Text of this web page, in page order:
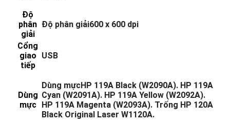
Độ
phân
giải
Độ phân giải600 x 600 dpi
Cổng
giao
tiếp
USB
Dùng
mực
Dùng mựcHP 119A Black (W2090A). HP 119A
Cyan (W2091A). HP 119A Yellow (W2092A).
HP 119A Magenta (W2093A). Trống HP 120A
Black Original Laser W1120A.